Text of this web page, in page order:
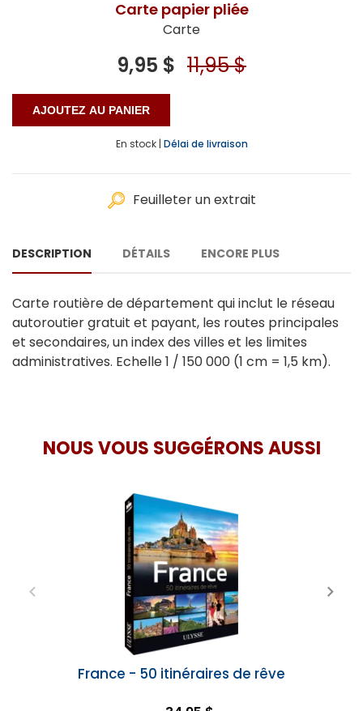
Carte papier pliée
Carte
9,95 $ 11,95 $
En stock | Délai de livraison
Feuilleter un extrait
DESCRIPTION DÉTAILS ENCORE PLUS
Carte routière de département qui inclut le réseau
autoroutier gratuit et payant, les routes principales
et secondaires, un index des villes et les limites
administratives. Echelle 1 / 150 000 (1 cm = 1,5 km).
NOUS VOUS SUGGÉRONS AUSSI
France - 50 itinéraires de rêve